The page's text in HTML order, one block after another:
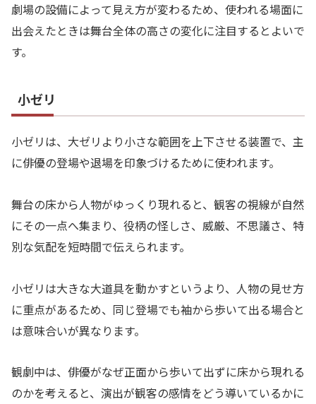
劇場の設備によって見え方が変わるため、使われる場面に
出会えたときは舞台全体の高さの変化に注目するとよいで
す。
小ゼリ
小ゼリは、大ゼリより小さな範囲を上下させる装置で、主
に俳優の登場や退場を印象づけるために使われます。
舞台の床から人物がゆっくり現れると、観客の視線が自然
にその一点へ集まり、役柄の怪しさ、威厳、不思議さ、特
別な気配を短時間で伝えられます。
小ゼリは大きな大道具を動かすというより、人物の見せ方
に重点があるため、同じ登場でも袖から歩いて出る場合と
は意味合いが異なります。
観劇中は、俳優がなぜ正面から歩いて出ずに床から現れる
のかを考えると、演出が観客の感情をどう導いているかに